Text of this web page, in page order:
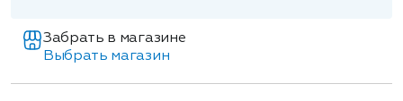
Забрать в магазине
Выбрать магазин